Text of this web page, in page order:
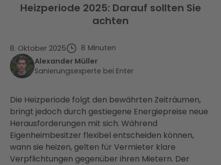
Heizperiode 2025: Darauf sollten Sie
achten
8. Oktober 2025 8 Minuten
Alexander Müller
Sanierungsexperte bei Enter
Die Heizperiode folgt den bewährten Zeiträumen,
bringt jedoch durch gestiegene Energiepreise neue
Herausforderungen mit sich. Während
Eigenheimbesitzer flexibel entscheiden können,
wann sie heizen, gelten für Vermieter klare
Verpflichtungen gegenüber ihren Mietern. Der